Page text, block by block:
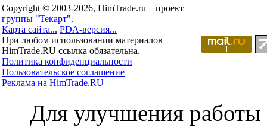
Copyright © 2003-2026, HimTrade.ru – проект
группы "Текарт".
Карта сайта... PDA-версия...
При любом использовании материалов
HimTrade.RU ссылка обязательна.
Политика конфиденциальности
Пользовательское соглашение
Реклама на HimTrade.RU
Для улучшения работы